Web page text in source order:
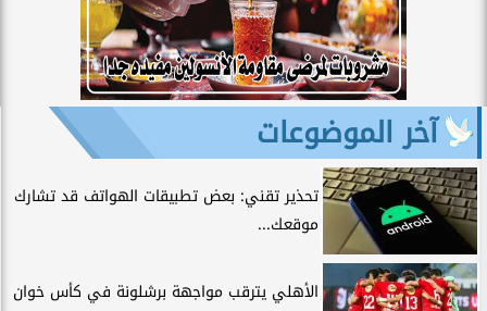
آخر الموضوعات
تحذير تقني: بعض تطبيقات الهواتف قد تشارك
موقعك...
الأهلي يترقب مواجهة برشلونة في كأس خوان